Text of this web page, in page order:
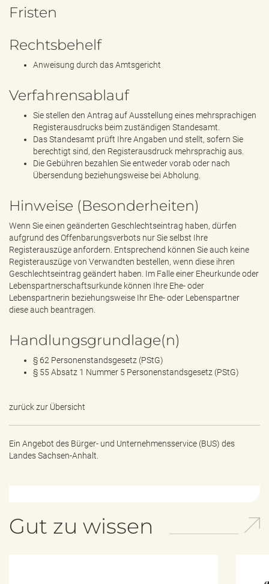
Fristen
Rechtsbehelf
Anweisung durch das Amtsgericht
Verfahrensablauf
Sie stellen den Antrag auf Ausstellung eines mehrsprachigen
Registerausdrucks beim zuständigen Standesamt.
Das Standesamt prüft Ihre Angaben und stellt, sofern Sie
berechtigt sind, den Registerausdruck mehrsprachig aus.
Die Gebühren bezahlen Sie entweder vorab oder nach
Übersendung beziehungsweise bei Abholung.
Hinweise (Besonderheiten)
Wenn Sie einen geänderten Geschlechtseintrag haben, dürfen
aufgrund des Offenbarungsverbots nur Sie selbst Ihre
Registerauszüge anfordern. Entsprechend können Sie auch keine
Registerauszüge von Verwandten bestellen, wenn diese ihren
Geschlechtseintrag geändert haben. Im Falle einer Eheurkunde oder
Lebenspartnerschaftsurkunde können Ihre Ehe- oder
Lebenspartnerin beziehungsweise Ihr Ehe- oder Lebenspartner
diese auch beantragen.
Handlungsgrundlage(n)
§ 62 Personenstandsgesetz (PStG)
§ 55 Absatz 1 Nummer 5 Personenstandsgesetz (PStG)
zurück zur Übersicht
Ein Angebot des Bürger- und Unternehmensservice (BUS) des
Landes Sachsen-Anhalt.
Gut zu wissen